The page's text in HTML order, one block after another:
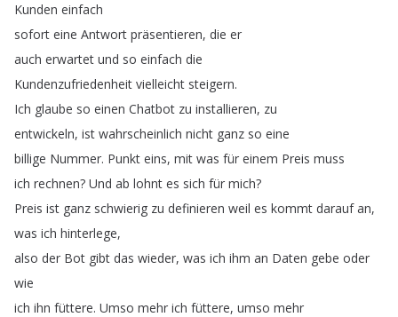
Kunden einfach
sofort eine Antwort präsentieren, die er
auch erwartet und so einfach die
Kundenzufriedenheit vielleicht steigern.
Ich glaube so einen Chatbot zu installieren, zu
entwickeln, ist wahrscheinlich nicht ganz so eine
billige Nummer. Punkt eins, mit was für einem Preis muss
ich rechnen? Und ab lohnt es sich für mich?
Preis ist ganz schwierig zu definieren weil es kommt darauf an,
was ich hinterlege,
also der Bot gibt das wieder, was ich ihm an Daten gebe oder
wie
ich ihn füttere. Umso mehr ich füttere, umso mehr